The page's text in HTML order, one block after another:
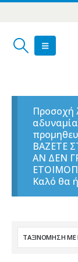
Προσοχή
ΒΑΖΕΤΕ
ΑΝ ΔΕΝ
Καλό θα